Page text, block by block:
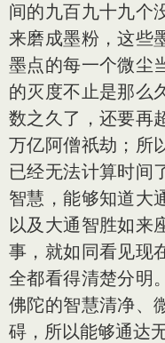
间的九百九十九个
来磨成墨粉，这些
墨点的每一个微尘
的灭度不止是那么
数之久了，还要再
万亿阿僧祇劫；所
已经无法计算时间
智慧，能够知道大
以及大通智胜如来
事，就如同看见现
全都看得清楚分明
佛陀的智慧清净、
碍，所以能够通达